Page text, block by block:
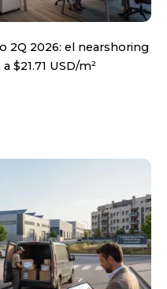
2Q 2026: el nearshoring
$21.71 USD/m²